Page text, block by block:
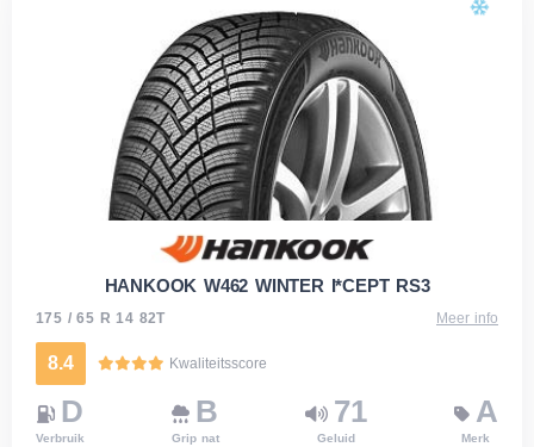
HANKOOK W462 WINTER I*CEPT RS3
175 / 65 R 14 82T Meer info
8.4 Kwaliteitsscore
D
Verbruik
B
Grip nat
71
Geluid
A
Merk